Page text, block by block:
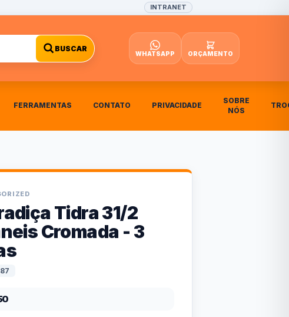
INTRANET
BUSCAR
WHATSAPP ORÇAMENTO
FERRAMENTAS CONTATO PRIVACIDADE
SOBRE
NÓS
Tidra 31/2
Cromada - 3